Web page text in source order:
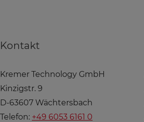
Kontakt
Kremer Technology GmbH
Kinzigstr. 9
D-63607 Wächtersbach
Telefon: +49 6053 6161 0